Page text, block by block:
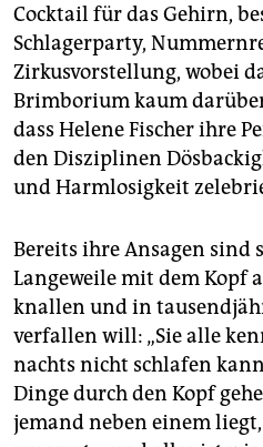
Cocktail für das Gehirn,
Schlagerparty,
Zirkusvorstellung, wobei
Brimborium kaum
dass Helene Fischer ihre
den Disziplinen
und Harmlosigkeit
Bereits ihre Ansagen sind
Langeweile mit dem Kopf
knallen und in
verfallen will: „Sie alle
nachts nicht schlafen
Dinge durch den Kopf
jemand neben einem